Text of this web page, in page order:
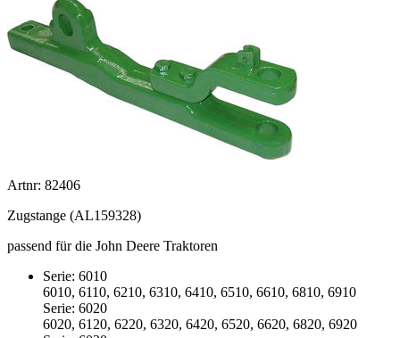
Artnr: 82406
Zugstange (AL159328)
passend für die John Deere Traktoren
Serie: 6010
6010, 6110, 6210, 6310, 6410, 6510, 6610, 6810, 6910
Serie: 6020
6020, 6120, 6220, 6320, 6420, 6520, 6620, 6820, 6920